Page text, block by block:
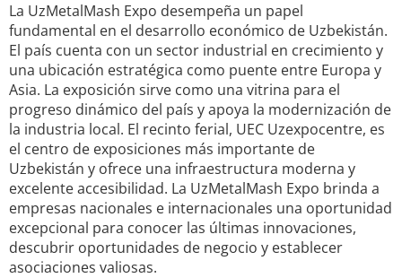
La UzMetalMash Expo desempeña un papel
fundamental en el desarrollo económico de Uzbekistán.
El país cuenta con un sector industrial en crecimiento y
una ubicación estratégica como puente entre Europa y
Asia. La exposición sirve como una vitrina para el
progreso dinámico del país y apoya la modernización de
la industria local. El recinto ferial, UEC Uzexpocentre, es
el centro de exposiciones más importante de
Uzbekistán y ofrece una infraestructura moderna y
excelente accesibilidad. La UzMetalMash Expo brinda a
empresas nacionales e internacionales una oportunidad
excepcional para conocer las últimas innovaciones,
descubrir oportunidades de negocio y establecer
asociaciones valiosas.